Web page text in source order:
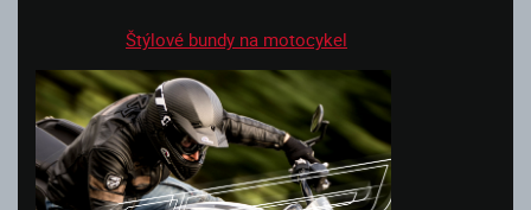
Štýlové bundy na motocykel